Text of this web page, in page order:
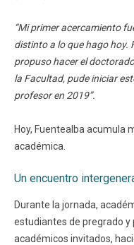
“Mi primer acercamiento
distinto a lo que hago hoy.
propuso hacer el
la Facultad, pude iniciar
profesor en 2019”.
Hoy, Fuentealba acumula
académica.
Un encuentro
Durante la jornada,
estudiantes de pregrado
académicos invitados,